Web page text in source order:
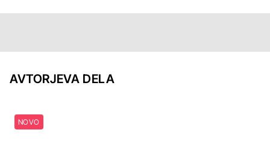
AVTORJEVA DELA
NOVO